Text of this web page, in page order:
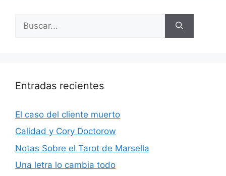
Entradas recientes
El caso del cliente muerto
Calidad y Cory Doctorow
Notas Sobre el Tarot de Marsella
Una letra lo cambia todo